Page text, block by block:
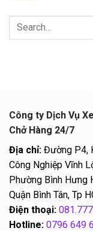
Công ty Dịch Vụ
Chở Hàng 24/7
Địa chỉ: Đường P4,
Công Nghiệp Vĩnh
Phường Bình Hưng
Quận Bình Tân, Tp
Điện thoại:
Hotline: 0796 649